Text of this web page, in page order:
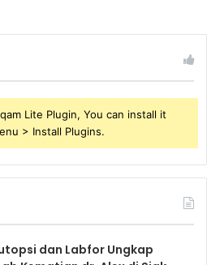
Lite Plugin, You can install it
> Install Plugins.
dan Labfor Ungkap